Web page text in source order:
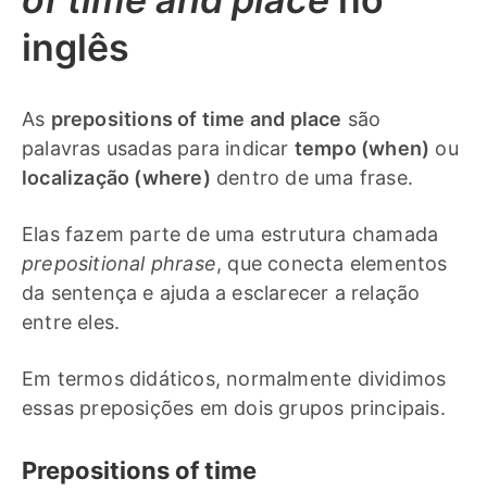
inglês
As prepositions of time and place são
palavras usadas para indicar tempo (when) ou
localização (where) dentro de uma frase.
Elas fazem parte de uma estrutura chamada
prepositional phrase, que conecta elementos
da sentença e ajuda a esclarecer a relação
entre eles.
Em termos didáticos, normalmente dividimos
essas preposições em dois grupos principais.
Prepositions of time